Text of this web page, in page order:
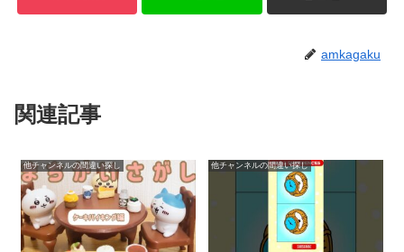
amkagaku
関連記事
他チャンネルの間違い探し 他チャンネルの間違い探し